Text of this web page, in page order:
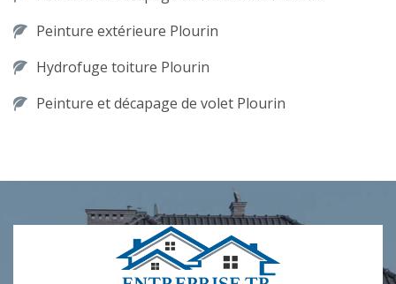
Peinture extérieure Plourin
Hydrofuge toiture Plourin
Peinture et décapage de volet Plourin